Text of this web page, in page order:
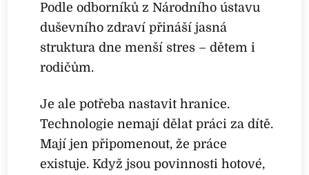
Podle odborníků z Národního ústavu
duševního zdraví přináší jasná
struktura dne menší stres – dětem i
rodičům.
Je ale potřeba nastavit hranice.
Technologie nemají dělat práci za dítě.
Mají jen připomenout, že práce
existuje. Když jsou povinnosti hotové,